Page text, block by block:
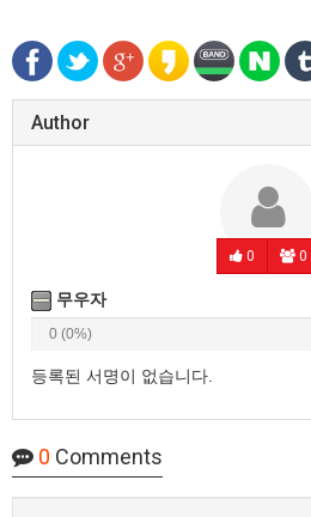
Author
0 0
무우자
0 (0%)
등록된 서명이 없습니다.
0 Comments